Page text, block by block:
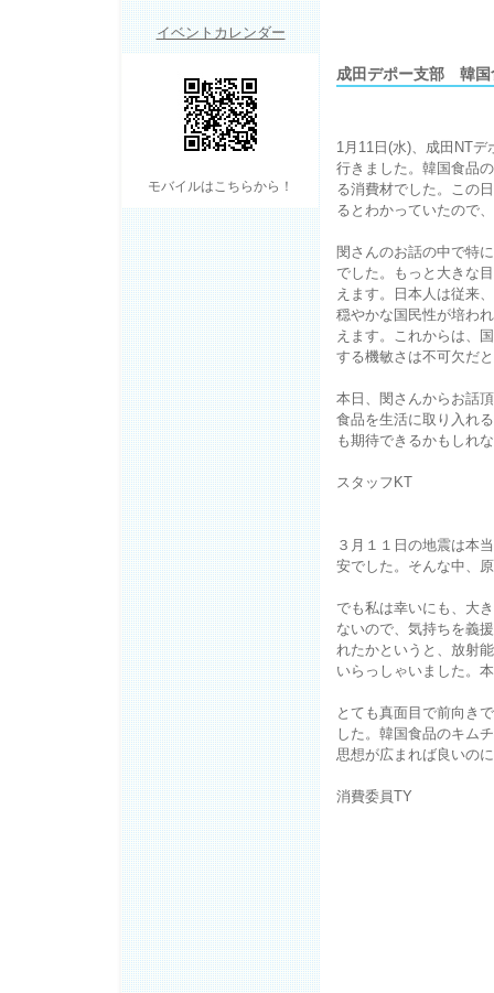
成田デポー支部 韓国
1月11日(水)、成田NT
行きました。韓国食品
る消費材でした。この
るとわかっていたので
閔さんのお話の中で特
でした。もっと大きな
えます。日本人は従来
穏やかな国民性が培わ
えます。これからは、
する機敏さは不可欠だ
本日、閔さんからお話
食品を生活に取り入れ
も期待できるかもしれ
スタッフKT
３月１１日の地震は本
安でした。そんな中、
でも私は幸いにも、大
ないので、気持ちを義
れたかというと、放射
いらっしゃいました。
とても真面目で前向き
した。韓国食品のキム
思想が広まれば良いの
消費委員TY
イベントカレンダー
モバイルはこちらから！